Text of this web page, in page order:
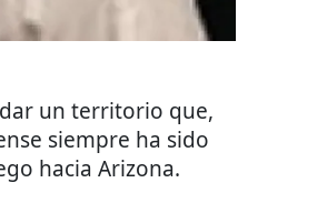
un territorio que,
siempre ha sido
hacia Arizona.